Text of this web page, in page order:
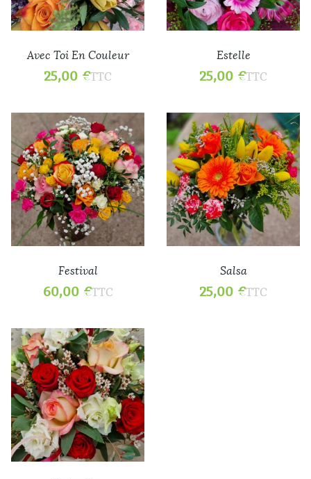
Avec Toi En Couleur
25,00 €TTC
Estelle
25,00 €TTC
Festival
60,00 €TTC
Salsa
25,00 €TTC